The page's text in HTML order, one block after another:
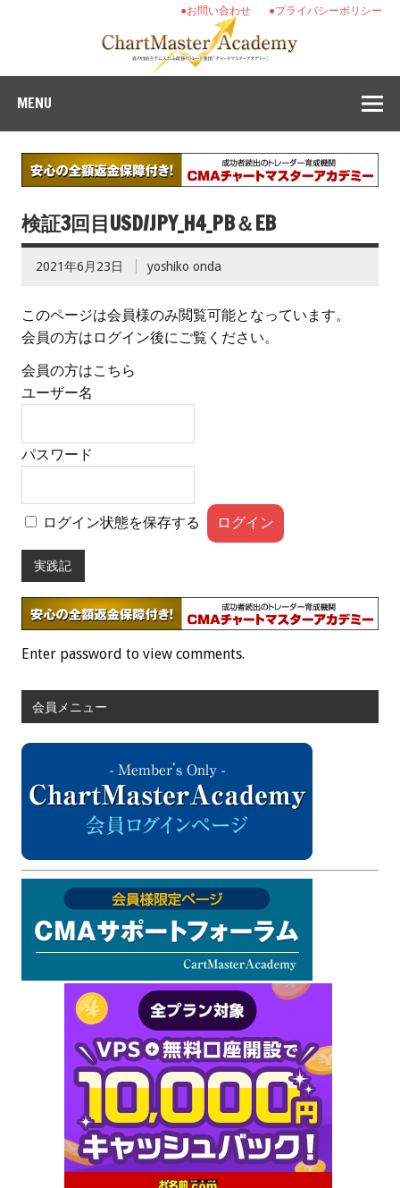
●プライバシーポリシー
●お問い合わせ
MENU
検証3回目USD/JPY_H4_PB＆EB
2021年6月23日 yoshiko onda
このページは会員様のみ閲覧可能となっています。
会員の方はログイン後にご覧ください。
会員の方はこちら
ユーザー名
パスワード
ログイン状態を保存する
実践記
Enter password to view comments.
会員メニュー